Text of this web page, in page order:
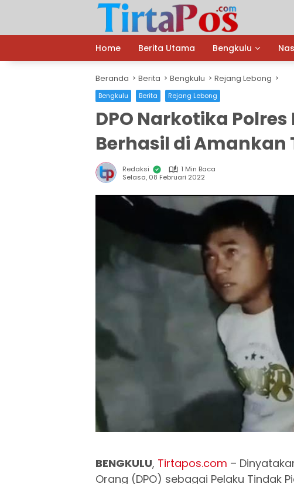
Home Berita Utama Bengkulu
Beranda Berita Bengkulu Rejang Lebong
Bengkulu Berita Rejang Lebong
DPO Narkotika
Berhasil di Amankan
Redaksi
1 Min Baca
Selasa, 08 Februari 2022
BENGKULU, Tirtapos.com –
Orang (DPO) sebagai Pelaku Tindak